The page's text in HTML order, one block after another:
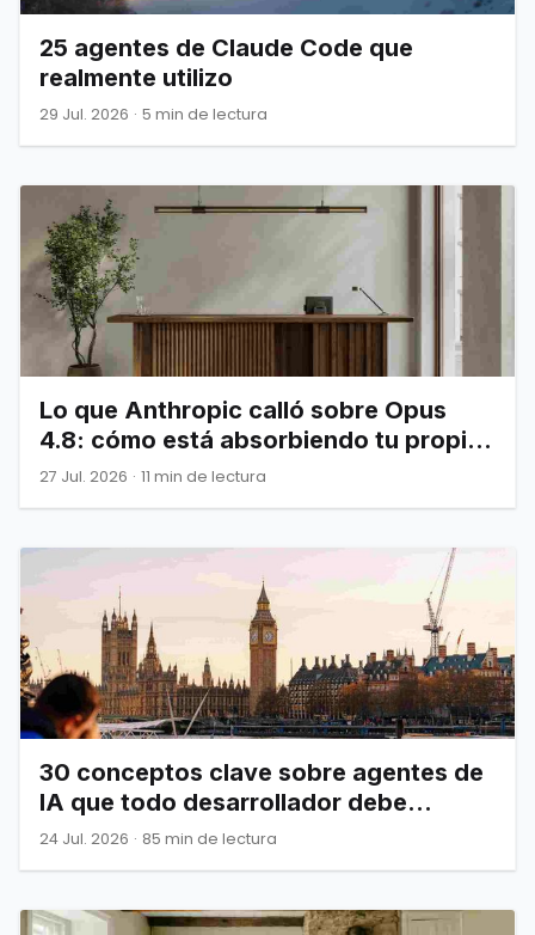
25 agentes de Claude Code que
realmente utilizo
29 Jul. 2026 · 5 min de lectura
Lo que Anthropic calló sobre Opus
4.8: cómo está absorbiendo tu propia
infraestructura
27 Jul. 2026 · 11 min de lectura
30 conceptos clave sobre agentes de
IA que todo desarrollador debe
dominar
24 Jul. 2026 · 85 min de lectura